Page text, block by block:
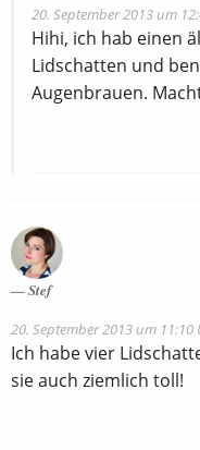
20. September 2013 um
Hihi, ich hab einen
Lidschatten und
Augenbrauen.
Stef
20. September 2013 um 11:10
Ich habe vier
sie auch ziemlich toll!